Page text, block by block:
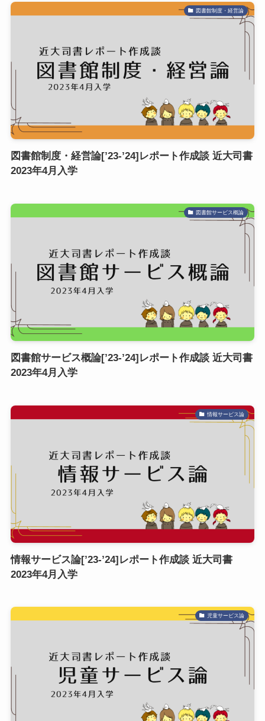
図書館制度・経営論
図書館制度・経営論[’23-’24]レポート作成談 近大司書
2023年4月入学
図書館サービス概論
図書館サービス概論[’23-’24]レポート作成談 近大司書
2023年4月入学
情報サービス論
情報サービス論[’23-’24]レポート作成談 近大司書
2023年4月入学
児童サービス論